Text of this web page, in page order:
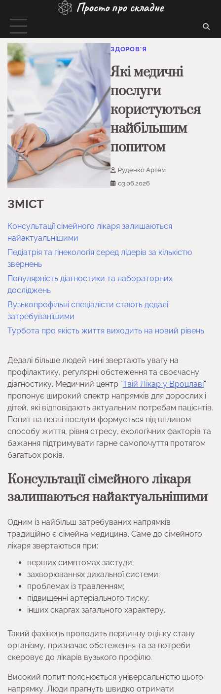
вмісту
Просто про складне
ЗДОРОВ'Я
Які медичні
послуги
користуються
найбільшим
попитом
Руденко Артем
03.06.2026
ЗМІСТ
Консультації сімейного лікаря залишаються
найактуальнішими
Педіатрія та гінекологія серед лідерів за кількістю
звернень
Популярність діагностики та лабораторних
досліджень
Вузькопрофільні спеціалісти стають дедалі
затребуванішими
Турбота про якість життя виходить на новий рівень
Дедалі більше людей нині звертають увагу на
профілактику, регулярні обстеження та своєчасну
діагностику. Медичний центр “Твій Лікар у Вроцлаві”
пропонує широкий спектр напрямків для дорослих і
дітей, які відповідають актуальним потребам пацієнтів.
Попит на певні послуги формується під впливом
способу життя, рівня стресу, екологічних факторів та
бажання підтримувати гарне самопочуття протягом
багатьох років.
Консультації сімейного лікаря
залишаються найактуальнішими
Одним із найбільш затребуваних напрямків
традиційно є сімейна медицина. Саме до сімейного
лікаря звертаються при:
перших симптомах застуди;
захворюваннях дихальної системи;
проблемах із травленням;
підвищенні артеріального тиску;
інших скаргах загального характеру.
Такий фахівець проводить первинну оцінку стану
організму, призначає обстеження та за потреби
скеровує до лікарів вузького профілю.
Високий попит пояснюється універсальністю цього
напрямку. Люди прагнуть швидко отримати